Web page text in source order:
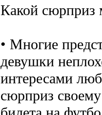
Какой сюрприз
• Многие
девушки
интересами
сюрприз